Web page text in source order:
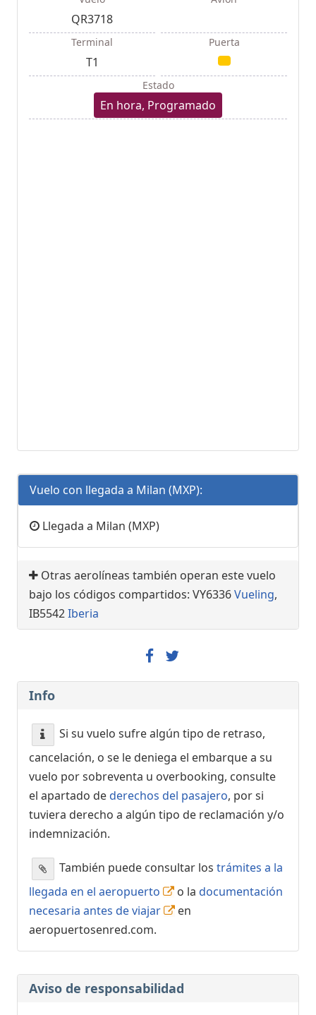
QR3718
Terminal
T1
Puerta
Estado
En hora, Programado
Vuelo con llegada a Milan (MXP):
Llegada a Milan (MXP)
Otras aerolíneas también operan este vuelo
bajo los códigos compartidos: VY6336Vueling,
IB5542Iberia
Info
Si su vuelo sufre algún tipo de retraso,
cancelación, o se le deniega el embarque a su
vuelo por sobreventa u overbooking, consulte
el apartado dederechos del pasajero, por si
tuviera derecho a algún tipo de reclamación y/o
indemnización.
También puede consultar los trámites a la
llegada en el aeropuerto
o la documentación
necesaria antes de viajar
en
aeropuertosenred.com.
Aviso de responsabilidad